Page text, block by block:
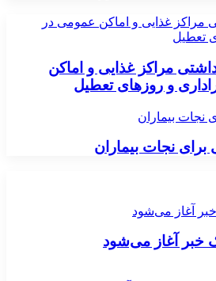
مراکز غذایی و اماکن عمومی در
تعطیل
مراکز غذایی و اماکن
و روزهای تعطیل
نجات بیماران
نجات بیماران
خبر آغاز می‌شود